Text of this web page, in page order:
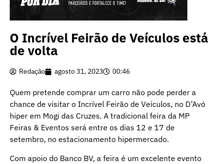
O Incrível Feirão de Veículos está
de volta
Redação agosto 31, 2023 00:46
Quem pretende comprar um carro não pode perder a
chance de visitar o Incrível Feirão de Veículos, no D’Avó
hiper em Mogi das Cruzes. A tradicional feira da MP
Feiras & Eventos será entre os dias 12 e 17 de
setembro, no estacionamento hipermercado.
Com apoio do Banco BV, a feira é um excelente evento